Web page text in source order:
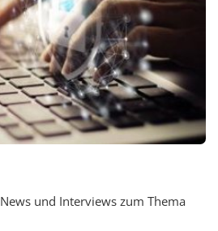
und Interviews zum Thema